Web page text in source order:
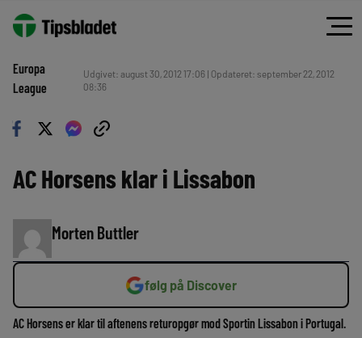
Europa
League
Udgivet: august 30, 2012 17:06 | Opdateret: september 22, 2012
08:36
AC Horsens klar i Lissabon
Morten Buttler
følg på Discover
AC Horsens er klar til aftenens returopgør mod Sportin Lissabon i Portugal.